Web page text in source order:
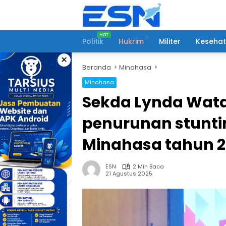
Politik
Hukrim Militer
× Beranda Minahasa
Minahasa
Sekda Lynda
penurunan
Minahasa tahun
ESN
2 Min Baca
21 Agustus 2025